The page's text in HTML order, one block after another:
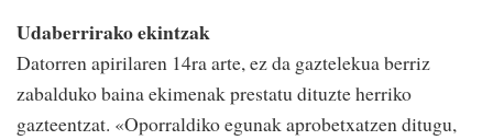
Udaberrirako ekintzak
Datorren apirilaren 14ra arte, ez da gaztelekua berriz
zabalduko baina ekimenak prestatu dituzte herriko
gazteentzat. «Oporraldiko egunak aprobetxatzen ditugu,